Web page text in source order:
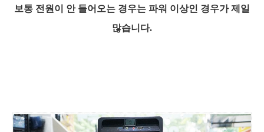
보통 전원이 안 들어오는 경우는 파워 이상인 경우가 제일
많습니다.